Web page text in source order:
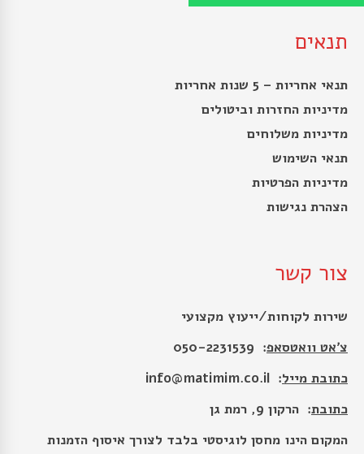
תנאים
תנאי אחריות – 5 שנות אחריות
מדיניות החזרות וביטולים
מדיניות משלוחים
תנאי השימוש
מדיניות הפרטיות
הצהרת נגישות
צור קשר
שירות לקוחות/ייעוץ מקצועי
צ׳אט וואטסאפ: 050-2231539
כתובת מייל:
info@matimim.co.il
כתובת: הרקון 9, רמת גן
המקום הינו מחסן לוגיסטי בלבד לצורך איסוף הזמנות